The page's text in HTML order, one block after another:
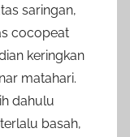
saringan,
cocopeat
keringkan
matahari.
dahulu
basah,